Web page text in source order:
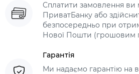
Сплатити замовлення ви
ПриватБанку або
безпосередньо при
Нової Пошти (грошовим
Гарантія
Ми надаємо гарантію на